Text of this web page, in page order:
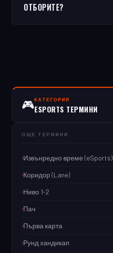
ОТБОРИТЕ?
🎮КАТЕГОРИЯ
ESPORTS ТЕРМИНИ
ОЩЕ ТЕРМИНИ
Извънредно време (eSports)
Коридор (Lane)
Ниво 1-2
Пач
Първа карта
Рунд хандикап